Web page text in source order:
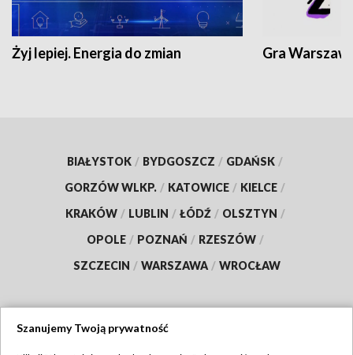
Żyj lepiej. Energia do zmian Gra
BIAŁYSTOK / BYDGOSZCZ / GDAŃSK /
GORZÓW WLKP. / KATOWICE / KIELCE /
KRAKÓW / LUBLIN / ŁÓDŹ / OLSZTYN /
OPOLE / POZNAŃ / RZESZÓW /
SZCZECIN / WARSZAWA / WROCŁAW
Szanujemy Twoją prywatność